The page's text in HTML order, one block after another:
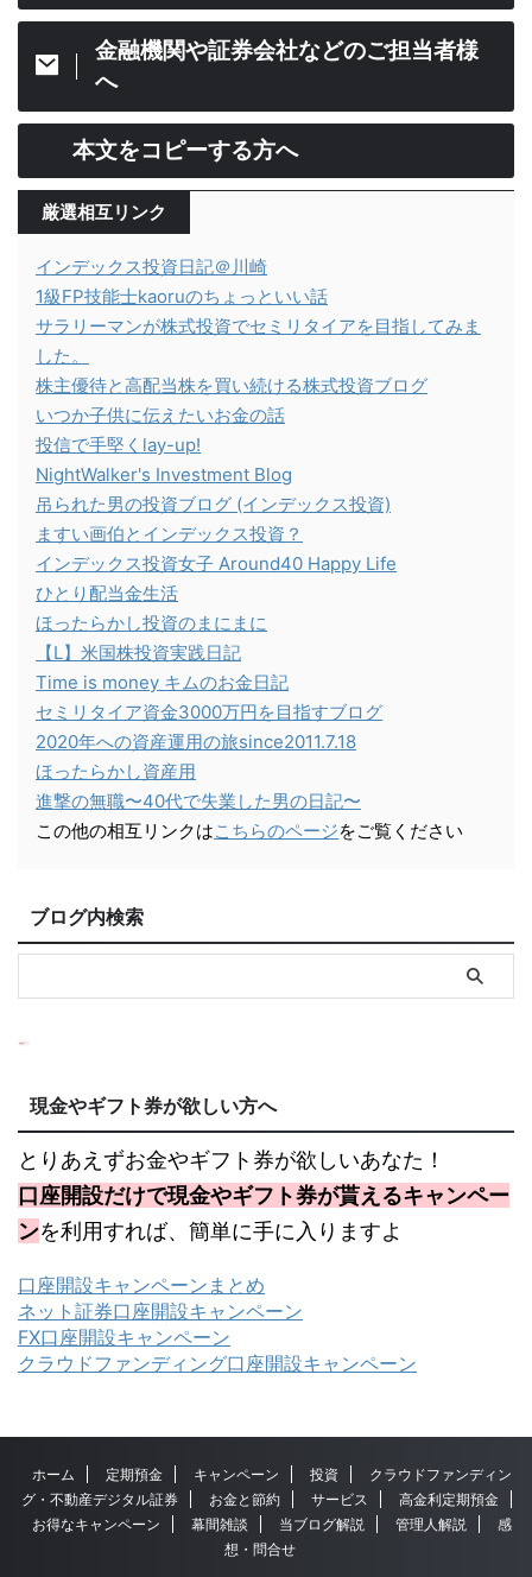
金融機関や証券会社などのご担当者様
へ
本文をコピーする方へ
厳選相互リンク
インデックス投資日記＠川崎
1級FP技能士kaoruのちょっといい話
サラリーマンが株式投資でセミリタイアを目指してみま
した。
株主優待と高配当株を買い続ける株式投資ブログ
いつか子供に伝えたいお金の話
投信で手堅くlay-up!
NightWalker's Investment Blog
吊られた男の投資ブログ (インデックス投資)
ますい画伯とインデックス投資？
インデックス投資女子 Around40 Happy Life
ひとり配当金生活
ほったらかし投資のまにまに
【L】米国株投資実践日記
Time is money キムのお金日記
セミリタイア資金3000万円を目指すブログ
2020年への資産運用の旅since2011.7.18
ほったらかし資産用
進撃の無職〜40代で失業した男の日記〜
この他の相互リンクはこちらのページをご覧ください
ブログ内検索
現金やギフト券が欲しい方へ
とりあえずお金やギフト券が欲しいあなた！
口座開設だけで現金やギフト券が貰えるキャンペー
ンを利用すれば、簡単に手に入りますよ
口座開設キャンペーンまとめ
ネット証券口座開設キャンペーン
FX口座開設キャンペーン
クラウドファンディング口座開設キャンペーン
ホーム 定期預金 キャンペーン 投資
クラウドファンディン
グ・不動産デジタル証券
お金と節約 サービス
高金利定期預金
お得なキャンペーン
幕間雑談 当ブログ解説 管理人解説
感
想・問合せ